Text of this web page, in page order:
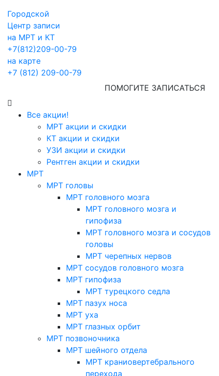
Городской
Центр записи
на МРТ и КТ
+7(812)209-00-79
на карте
+7 (812) 209-00-79
ПОМОГИТЕ ЗАПИСАТЬСЯ
Все акции!
МРТ акции и скидки
КТ акции и скидки
УЗИ акции и скидки
Рентген акции и скидки
МРТ
МРТ головы
МРТ головного мозга
МРТ головного мозга и
гипофиза
МРТ головного мозга и сосудов
головы
МРТ черепных нервов
МРТ сосудов головного мозга
МРТ гипофиза
МРТ турецкого седла
МРТ пазух носа
МРТ уха
МРТ глазных орбит
МРТ позвоночника
МРТ шейного отдела
МРТ краниовертебрального
перехода